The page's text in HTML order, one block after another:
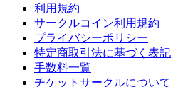
利用規約
サークルコイン利用規約
プライバシーポリシー
特定商取引法に基づく表記
手数料一覧
チケットサークルについて